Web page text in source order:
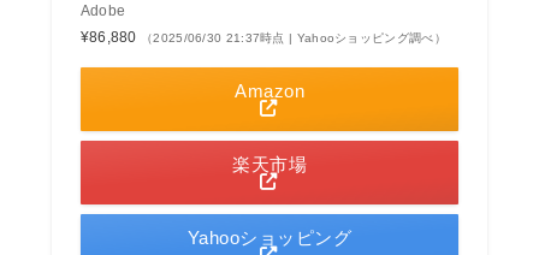
Adobe
¥86,880
（2025/06/30 21:37時点 | Yahooショッピング調べ）
Amazon
楽天市場
Yahooショッピング